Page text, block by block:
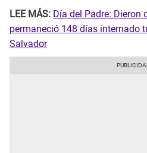
LEE MÁS: Día del Padre: Dieron
permaneció 148 días internado
Salvador